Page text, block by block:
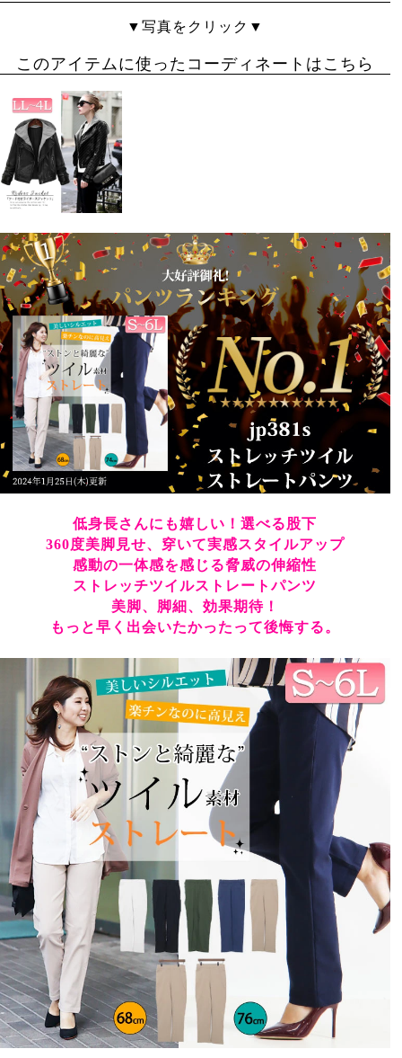
愛媛県
５回目は越えてる購入です
とても履き心地がよくお腹周りが苦しくなくかといって
ピップがダブルこともなくよく延びて後ろ姿を気にせず
歩けます、仕事で膝を曲げる事が多いのですが、跡もつ
かずですね、ただ過去に購入したもので三枚いつの間に
か右後ろポケットがほつれるので小銭落としました。多
分縫い初めと縫い終わりが甘いのかとそれだけが残念で
たいのこ
2
購入者
兵庫県 50代
女性
投稿日
2025/12/10
これは良すぎです！当方165cm股下79cmですが 他の商
品と一緒に3Lの68cmを購入お腹周りはたっぷり余裕が
あり 立ったり座ったりのストレッチがゆるゆるで その
際に膝が伸びたままになったりはしないので 綺麗なまま
です 他の色も買いたいです！どんなシーンにも合わせや
すいと思います！私には68cmでスニーカーを履いても
ブーツを履いてもバッチリなサイズでした ありがとうご
入しました。
伸びる生地なので履きやすく膝下も程よい余裕でスッキ
リ見えて良いです。
キレイめにもカジュアルにも使えるのでリピ買いしたい
と思います。
ゆゆゆん
1
購入者
非公開
投稿日
2025/02/08
仕事用に購入！
とても楽で良いです！
足の形を拾わず、でもゆったりし過ぎないのでちょうど
良い!!
母にも勧めましたが、ベルト通しが欲しいと話していま
した。
お尻や太ももに合わせた時、たしかにウエストが緩く感
じるかもです。
▼写真をクリック▼
このアイテムに使ったコーディネートはこちら
低身長さんにも嬉しい！選べる股下
360度美脚見せ、穿いて実感スタイルアップ
感動の一体感を感じる脅威の伸縮性
ストレッチツイルストレートパンツ
美脚、脚細、効果期待！
もっと早く出会いたかったって後悔する。